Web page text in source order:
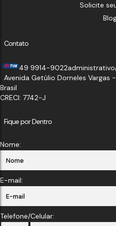
Solicite
Contato
49 9914-9022
Avenida Getúlio Dorneles Vargas
Brasil
CRECI: 7742-J
Fique por Dentro
Nome:
E-mail:
Telefone/Celular: